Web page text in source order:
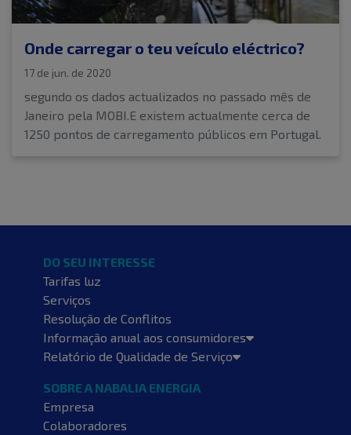
Onde carregar o teu veículo eléctrico?
17 de jun. de 2020
segundo os dados actualizados no passado mês de
Janeiro pela MOBI.E existem actualmente cerca de
1250 pontos de carregamento públicos em Portugal.
DO SEU INTERESSE
Tarifas luz
Serviços
Resolução de Conflitos
Informação anual aos consumidores
Relatório de Qualidade de Serviço
SOBRE A NABALIA ENERGIA
Empresa
Colaboradores